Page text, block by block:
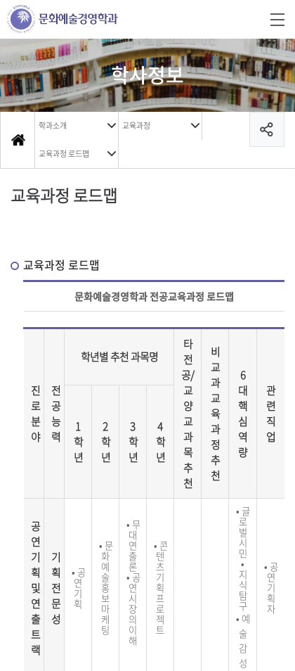
학사정보
학과소개 교육과정
교육과정 로드맵
교육과정 로드맵
교육과정 로드맵
문화예술경영학과 전공교육과정 로드맵
진
로
분
야
전
공
능
력
학년별 추천 과목명
타
전
공/
교
양
교
과
목
추
천
비
교
과
교
육
과
정
추
천
6
대
핵
심
역
량
관
련
직
업
1
학
년
2
학
년
3
학
년
4
학
년
공
연
기
획
및
연
출
트
랙
기
획
전
문
성
• 공
연
기
획
• 문
화
예
술
홍
보
마
케
팅
• 무
대
연
출
론
• 공
연
시
장
의
이
해
• 콘
텐
츠
기
획
프
로
젝
트
• 글
로
벌
시
민
•
지
식
탐
구
• 예
술
감
성
• 공
연
기
획
자